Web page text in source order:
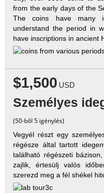
from the early days of the
The coins have many
understand the period in
have inscriptions in ancient
$1,500 USD
Személyes
(50-ből 5 igénylés)
Vegyél részt egy
régésze által tartott
található régészeti
zajlik, értesülj valós
szerezd meg a fél shékel